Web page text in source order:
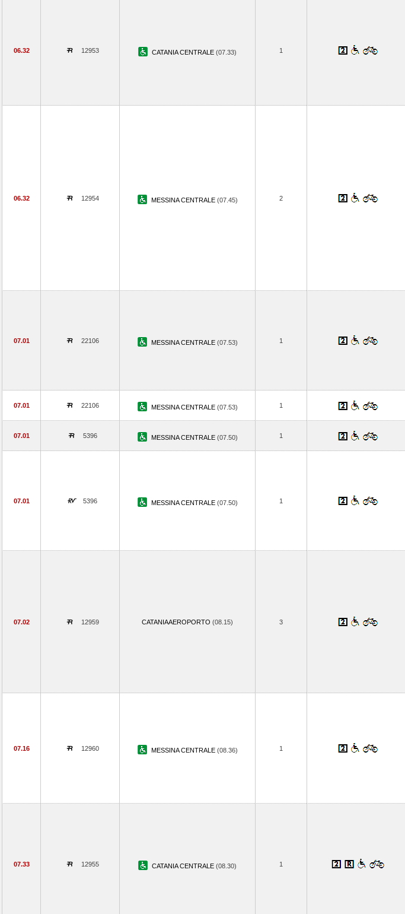
06.32 12953 CATANIA CENTRALE (07.33) 1
06.32 12954 MESSINA CENTRALE (07.45) 2
07.01 22106 MESSINA CENTRALE (07.53) 1
07.01 22106 MESSINA CENTRALE (07.53) 1
07.01 5396 MESSINA CENTRALE (07.50) 1
07.01 5396 MESSINA CENTRALE (07.50) 1
07.02 12959 CATANIAAEROPORTO (08.15) 3
07.16 12960 MESSINA CENTRALE (08.36) 1
07.33 12955 CATANIA CENTRALE (08.30) 1